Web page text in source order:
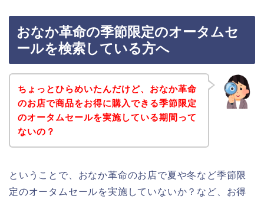
おなか革命の季節限定のオータムセ
ールを検索している方へ
ちょっとひらめいたんだけど、おなか革命
のお店で商品をお得に購入できる季節限定
のオータムセールを実施している期間って
ないの？
ということで、おなか革命のお店で夏や冬など季節限
定のオータムセールを実施していないか？など、お得